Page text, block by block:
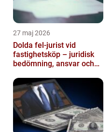
27 maj 2026
Dolda fel-jurist vid
fastighetsköp – juridisk
bedömning, ansvar och
tvister...